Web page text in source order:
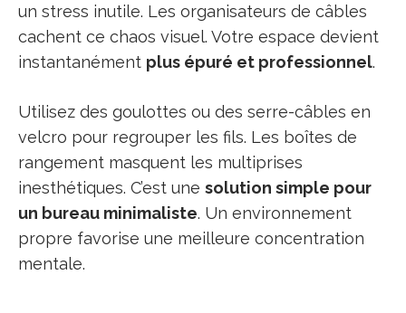
un stress inutile. Les organisateurs de câbles
cachent ce chaos visuel. Votre espace devient
instantanément plus épuré et professionnel.
Utilisez des goulottes ou des serre-câbles en
velcro pour regrouper les fils. Les boîtes de
rangement masquent les multiprises
inesthétiques. C’est une solution simple pour
un bureau minimaliste. Un environnement
propre favorise une meilleure concentration
mentale.